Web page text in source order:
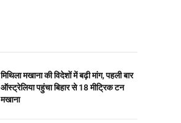
मिथिला मखाना की विदेशों में बढ़ी मांग, पहली बार
ऑस्ट्रेलिया पहुंचा बिहार से 18 मीट्रिक टन
मखाना